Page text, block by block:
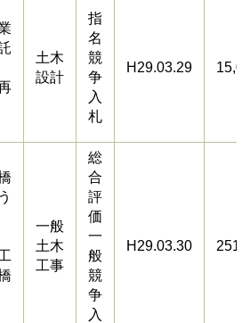
土木
設計
指
名
競
争
入
札
H29.03.29
一般
土木
工事
総
合
評
価
一
般
競
争
入
H29.03.30